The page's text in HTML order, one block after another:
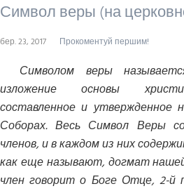
Символ веры (на
бер. 23, 2017 Прокоментуй першим!
Символом веры
изложение основы
составленное и утвержденное
Соборах. Весь Символ Веры
членов, и в каждом из них
как еще называют, догмат
член говорит о Боге Отце, 2-й